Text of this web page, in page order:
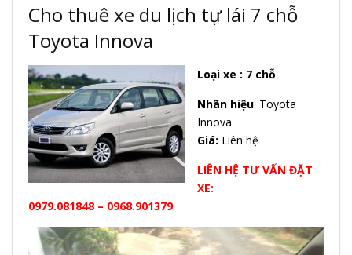
Cho thuê xe du lịch tự lái 7 chỗ
Toyota Innova
Loại xe : 7 chỗ
Nhãn hiệu: Toyota
Innova
Giá: Liên hệ
LIÊN HỆ TƯ VẤN ĐẶT
XE:
0979.081848 – 0968.901379